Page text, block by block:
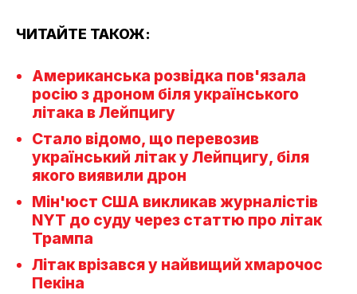
ЧИТАЙТЕ ТАКОЖ:
Американська розвідка пов'язала
росію з дроном біля українського
літака в Лейпцигу
Стало відомо, що перевозив
український літак у Лейпцигу, біля
якого виявили дрон
Мін'юст США викликав журналістів
NYT до суду через статтю про літак
Трампа
Літак врізався у найвищий хмарочос
Пекіна